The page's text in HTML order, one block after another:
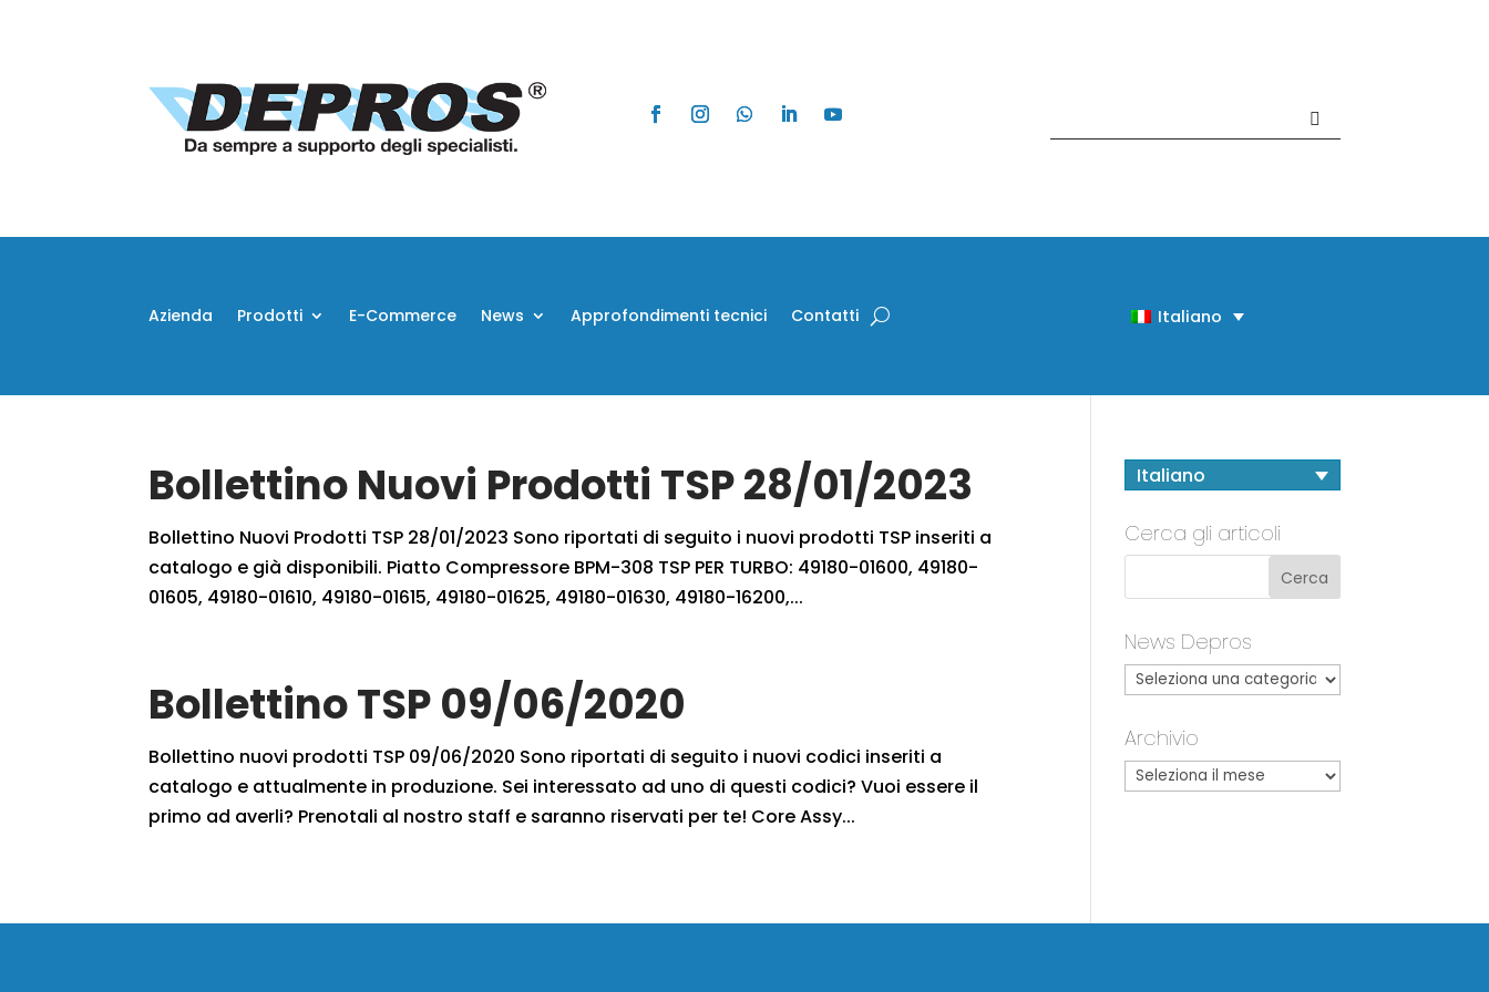
Azienda Prodotti E-Commerce News Approfondimenti tecnici Contatti Italiano
Bollettino Nuovi Prodotti TSP 28/01/2023
Bollettino Nuovi Prodotti TSP 28/01/2023 Sono riportati di seguito i nuovi prodotti TSP inseriti a
catalogo e già disponibili. Piatto Compressore BPM-308 TSP PER TURBO: 49180-01600, 49180-
01605, 49180-01610, 49180-01615, 49180-01625, 49180-01630, 49180-16200,...
Bollettino TSP 09/06/2020
Bollettino nuovi prodotti TSP 09/06/2020 Sono riportati di seguito i nuovi codici inseriti a
catalogo e attualmente in produzione. Sei interessato ad uno di questi codici? Vuoi essere il
primo ad averli? Prenotali al nostro staff e saranno riservati per te! Core Assy...
Italiano
Cerca gli articoli
News Depros
Archivio